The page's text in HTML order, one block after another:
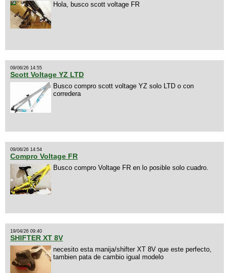
Hola, busco scott voltage FR
09/06/26 14:55
Scott Voltage YZ LTD
Busco compro scott voltage YZ solo LTD o con
corredera
09/06/26 14:54
Compro Voltage FR
Busco compro Voltage FR en lo posible solo cuadro.
19/04/26 09:40
SHIFTER XT 8V
necesito esta manija/shifter XT 8V que este perfecto,
tambien pata de cambio igual modelo